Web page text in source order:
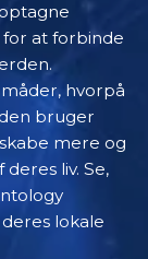
at forbinde
hvorpå
bruger
mere og
liv. Se,
lokale